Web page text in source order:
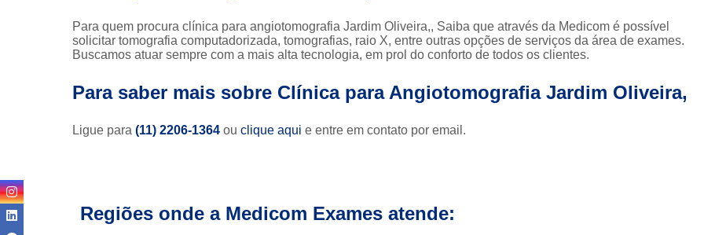
Clínicas para Exame de
Clínicas para Exame de
Para quem procura clínica para angiotomografia Jardim Oliveira,, Saiba que através da Medicom é possível
solicitar tomografia computadorizada, tomografias, raio X, entre outras opções de serviços da área de exames.
Buscamos atuar sempre com a mais alta tecnologia, em prol do conforto de todos os clientes.
Para saber mais sobre Clínica para Angiotomografia Jardim Oliveira,
Ligue para (11) 2206-1364 ou clique aqui e entre em contato por email.
Regiões onde a Medicom Exames atende: